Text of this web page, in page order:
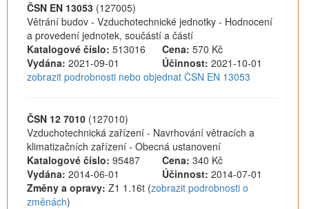
ČSN EN 13053 (127005)
Větrání budov - Vzduchotechnické jednotky - Hodnocení
a provedení jednotek, součástí a částí
Katalogové číslo: 513016 Cena: 570 Kč
Vydána: 2021-09-01 Účinnost: 2021-10-01
zobrazit podrobnosti nebo objednat ČSN EN 13053
ČSN 12 7010 (127010)
Vzduchotechnická zařízení - Navrhování větracích a
klimatizačních zařízení - Obecná ustanovení
Katalogové číslo: 95487 Cena: 340 Kč
Vydána: 2014-06-01 Účinnost: 2014-07-01
Změny a opravy: Z1 1.16t (zobrazit podrobnosti o
změnách)